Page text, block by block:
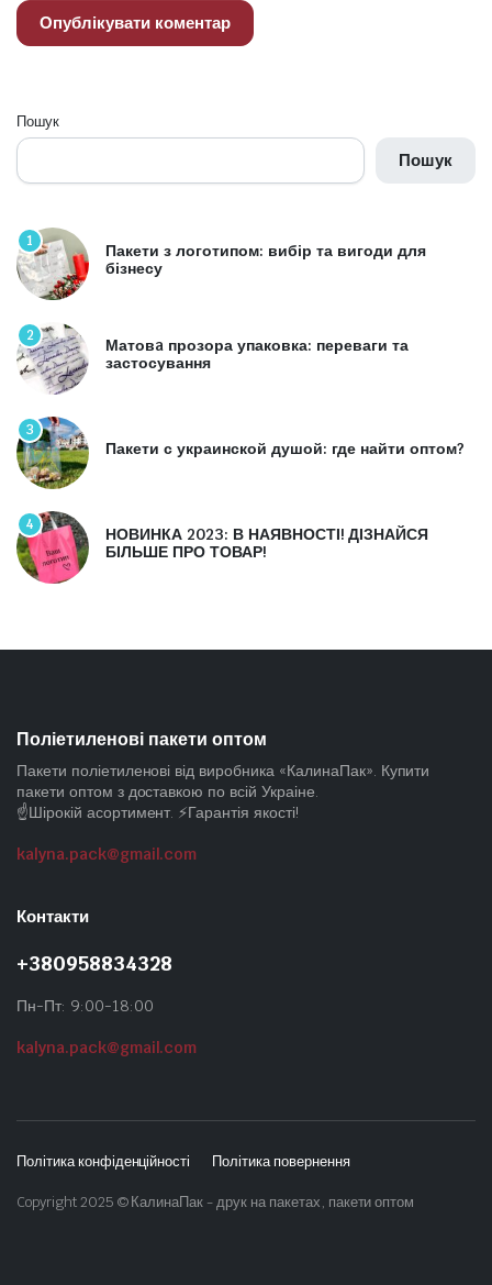
Пошук
Пошук
1
Пакети з логотипом: вибір та вигоди для
бізнесу
2
Матовa прозора упаковка: переваги та
застосування
3
Пакети с украинской душой: где найти оптом?
4
НОВИНКА 2023: В НАЯВНОСТІ! ДІЗНАЙСЯ
БІЛЬШЕ ПРО ТОВАР!
Поліетиленові пакети оптом
Пакети поліетиленові від виробника «КалинаПак». Купити
пакети оптом з доставкою по всій Украіне.
☝️Шірокій асортимент. ⚡Гарантія якості!
kalyna.pack@gmail.com
Контакти
+380958834328
Пн-Пт: 9:00-18:00
kalyna.pack@gmail.com
Політика конфіденційності Політика повернення
Copyright 2025 © КалинаПак - друк на пакетах, пакети оптом